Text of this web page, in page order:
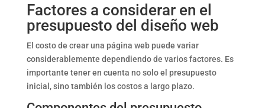
Factores a considerar en el
presupuesto del diseño web
El costo de crear una página web puede variar
considerablemente dependiendo de varios factores. Es
importante tener en cuenta no solo el presupuesto
inicial, sino también los costos a largo plazo.